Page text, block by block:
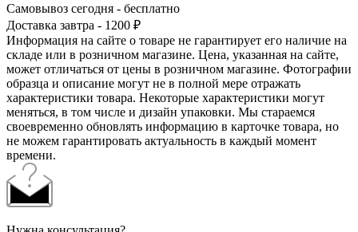
Самовывоз сегодня - бесплатно
Доставка завтра - 1200 ₽
Информация на сайте о товаре не гарантирует его наличие на
складе или в розничном магазине. Цена, указанная на сайте,
может отличаться от цены в розничном магазине. Фотографии
образца и описание могут не в полной мере отражать
характеристики товара. Некоторые характеристики могут
меняться, в том числе и дизайн упаковки. Мы стараемся
своевременно обновлять информацию в карточке товара, но
не можем гарантировать актуальность в каждый момент
времени.